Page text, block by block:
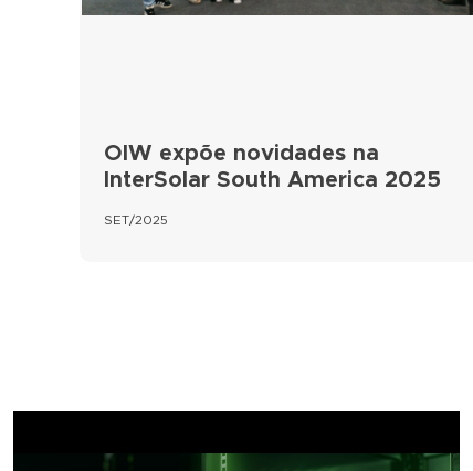
OIW expõe novidades na
InterSolar South America 2025
SET/2025